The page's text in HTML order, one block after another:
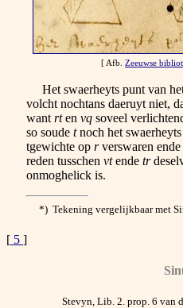
[ Afb. Zeeuwse
Het swaerheyts punt van
volcht nochtans daeruyt niet,
want rten vq soveel
so soude tnoch het
tgewichte op rverswaren ende
reden tusschen vtende tr
onmoghelick is.
*) Tekening vergelijkbaar met
[ 5 ]
Stevyn, Lib. 2. prop. 6 van